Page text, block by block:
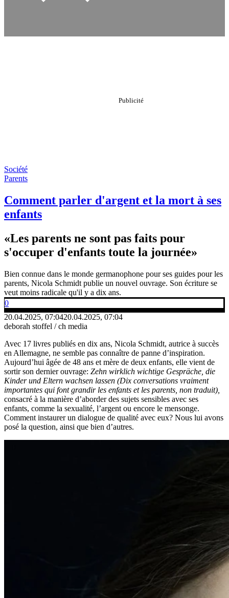
Société
Parents
Comment parler d'argent et la mort à ses
enfants
«Les parents ne sont pas faits pour
s'occuper d'enfants toute la journée»
Bien connue dans le monde germanophone pour ses guides pour les
parents, Nicola Schmidt publie un nouvel ouvrage. Son écriture se
veut moins radicale qu'il y a dix ans.
0
20.04.2025, 07:0420.04.2025, 07:04
deborah stoffel / ch media
Avec 17 livres publiés en dix ans, Nicola Schmidt, autrice à succès
en Allemagne, ne semble pas connaître de panne d’inspiration.
Aujourd’hui âgée de 48 ans et mère de deux enfants, elle vient de
sortir son dernier ouvrage: Zehn wirklich wichtige Gespräche, die
Kinder und Eltern wachsen lassen (Dix conversations vraiment
importantes qui font grandir les enfants et les parents, non traduit),
consacré à la manière d’aborder des sujets sensibles avec ses
enfants, comme la sexualité, l’argent ou encore le mensonge.
Comment instaurer un dialogue de qualité avec eux? Nous lui avons
posé la question, ainsi que bien d’autres.